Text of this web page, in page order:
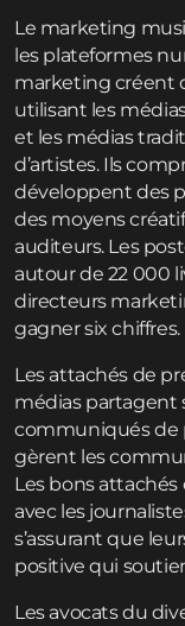
Le marketing
les plateformes
marketing créent
utilisant les
et les médias
d’artistes. Ils
développent des
des moyens
auditeurs. Les
autour de 22 000
directeurs
gagner six chiffres.
Les attachés de
médias partagent
communiqués de
gèrent les
Les bons
avec les
s’assurant que
positive qui
Les avocats du